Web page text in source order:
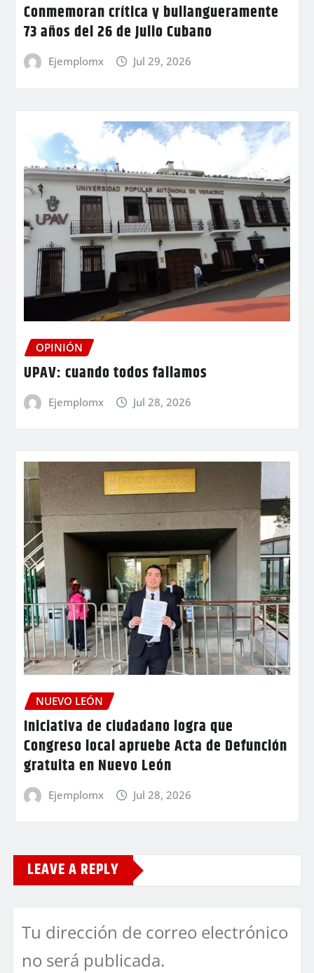
Conmemoran crítica y bullangueramente
73 años del 26 de Julio Cubano
Ejemplomx Jul 29, 2026
OPINIÓN
UPAV: cuando todos fallamos
Ejemplomx Jul 28, 2026
NUEVO LEÓN
Iniciativa de ciudadano logra que
Congreso local apruebe Acta de Defunción
gratuita en Nuevo León
Ejemplomx Jul 28, 2026
LEAVE A REPLY
Tu dirección de correo electrónico
no será publicada.